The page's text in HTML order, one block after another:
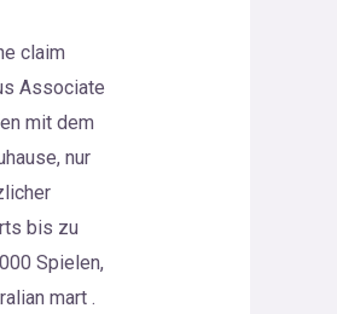
claim
Associate
mit dem
nur
bis zu
Spielen,
mart .